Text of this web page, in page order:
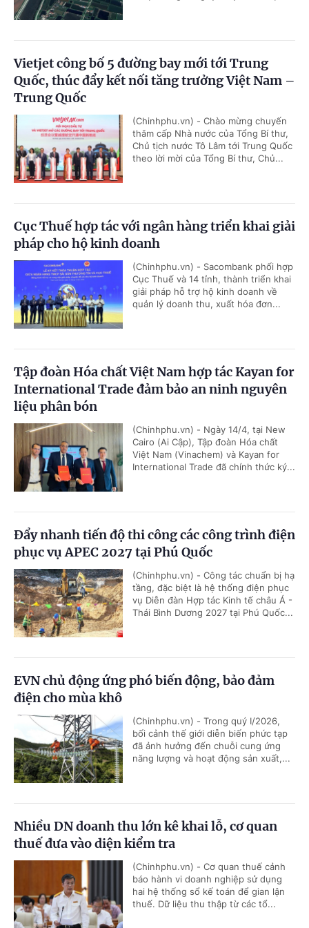
Vietjet công bố 5 đường bay mới tới Trung
Quốc, thúc đẩy kết nối tăng trưởng Việt Nam –
Trung Quốc
(Chinhphu.vn) - Chào mừng chuyến
thăm cấp Nhà nước của Tổng Bí thư,
Chủ tịch nước Tô Lâm tới Trung Quốc
theo lời mời của Tổng Bí thư, Chủ...
Cục Thuế hợp tác với ngân hàng triển khai giải
pháp cho hộ kinh doanh
(Chinhphu.vn) - Sacombank phối hợp
Cục Thuế và 14 tỉnh, thành triển khai
giải pháp hỗ trợ hộ kinh doanh về
quản lý doanh thu, xuất hóa đơn...
Tập đoàn Hóa chất Việt Nam hợp tác Kayan for
International Trade đảm bảo an ninh nguyên
liệu phân bón
(Chinhphu.vn) - Ngày 14/4, tại New
Cairo (Ai Cập), Tập đoàn Hóa chất
Việt Nam (Vinachem) và Kayan for
International Trade đã chính thức ký...
Đẩy nhanh tiến độ thi công các công trình điện
phục vụ APEC 2027 tại Phú Quốc
(Chinhphu.vn) - Công tác chuẩn bị hạ
tầng, đặc biệt là hệ thống điện phục
vụ Diễn đàn Hợp tác Kinh tế châu Á -
Thái Bình Dương 2027 tại Phú Quốc...
EVN chủ động ứng phó biến động, bảo đảm
điện cho mùa khô
(Chinhphu.vn) - Trong quý I/2026,
bối cảnh thế giới diễn biến phức tạp
đã ảnh hưởng đến chuỗi cung ứng
năng lượng và hoạt động sản xuất,...
Nhiều DN doanh thu lớn kê khai lỗ, cơ quan
thuế đưa vào diện kiểm tra
(Chinhphu.vn) - Cơ quan thuế cảnh
báo hành vi doanh nghiệp sử dụng
hai hệ thống sổ kế toán để gian lận
thuế. Dữ liệu thu thập từ các tổ...